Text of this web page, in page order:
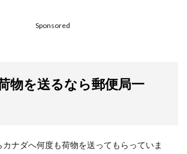
Sponsored
物を送るなら郵便局一
ナダへ何度も荷物を送ってもらっていま